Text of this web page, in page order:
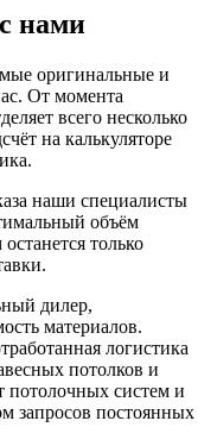
нами
оригинальные и
От момента
всего несколько
на калькуляторе
наши специалисты
объём
только
дилер,
материалов.
логистика
потолков и
потолочных систем и
запросов постоянных